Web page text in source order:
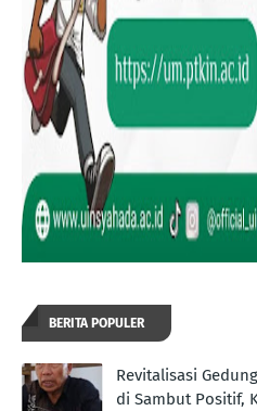
BERITA POPULER
Revitalisasi
di Sambut Positif,